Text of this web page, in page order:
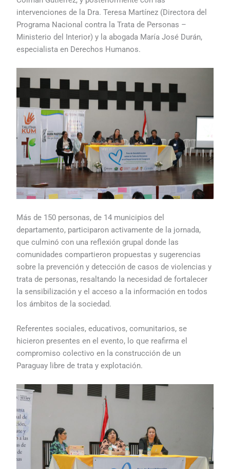
intervenciones de la Dra. Teresa Martínez (Directora del
Programa Nacional contra la Trata de Personas –
Ministerio del Interior) y la abogada María José Durán,
especialista en Derechos Humanos.
Más de 150 personas, de 14 municipios del
departamento, participaron activamente de la jornada,
que culminó con una reflexión grupal donde las
comunidades compartieron propuestas y sugerencias
sobre la prevención y detección de casos de violencias y
trata de personas, resaltando la necesidad de fortalecer
la sensibilización y el acceso a la información en todos
los ámbitos de la sociedad.
Referentes sociales, educativos, comunitarios, se
hicieron presentes en el evento, lo que reafirma el
compromiso colectivo en la construcción de un
Paraguay libre de trata y explotación.